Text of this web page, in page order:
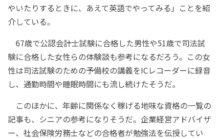
やいたりするときに、あえて英語でやってみる」ことを紹
介している。
67歳で公認会計士試験に合格した男性や51歳で司法試
験に合格した女性らの体験談も参考になるだろう。この女
性は司法試験のための予備校の講義をICレコーダーに録音
し、通勤時間や睡眠時間にも流し続けたそうだ。
このほかに、年齢に関係なく稼げる地味な資格の一覧の
記事も、シニアの参考になりそうだ。企業経営アドバイザ
ー、社会保険労務士などの合格者が勉強法を伝授してい